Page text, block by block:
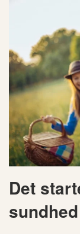
Det